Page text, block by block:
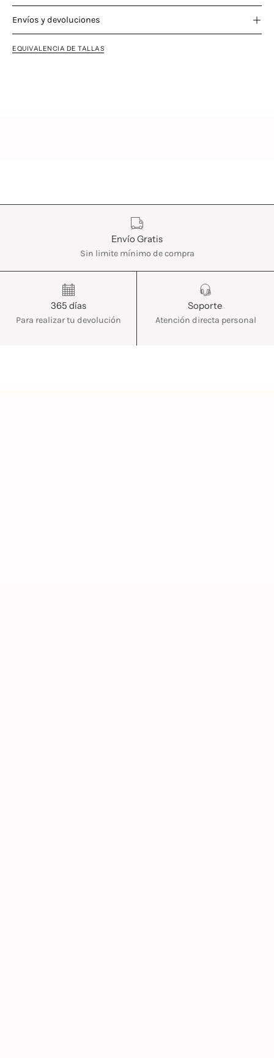
Envíos y devoluciones
EQUIVALENCIA DE TALLAS
Envío Gratis
Sin limite mínimo de compra
365 días
Para realizar tu devolución
Soporte
Atención directa personal